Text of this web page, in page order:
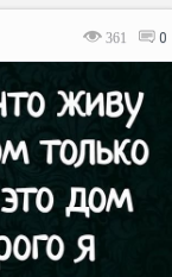
361 0